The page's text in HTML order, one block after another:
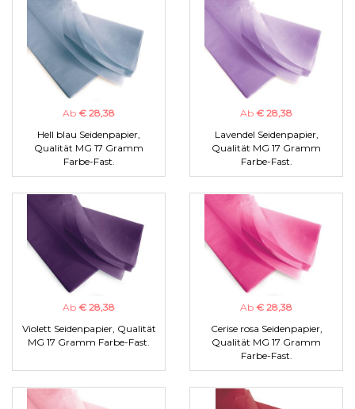
Ab € 28,38
Hell blau Seidenpapier,
Qualität MG 17 Gramm
Farbe-Fast.
Ab € 28,38
Lavendel Seidenpapier,
Qualität MG 17 Gramm
Farbe-Fast.
Ab € 28,38
Violett Seidenpapier, Qualität
MG 17 Gramm Farbe-Fast.
Ab € 28,38
Cerise rosa Seidenpapier,
Qualität MG 17 Gramm
Farbe-Fast.